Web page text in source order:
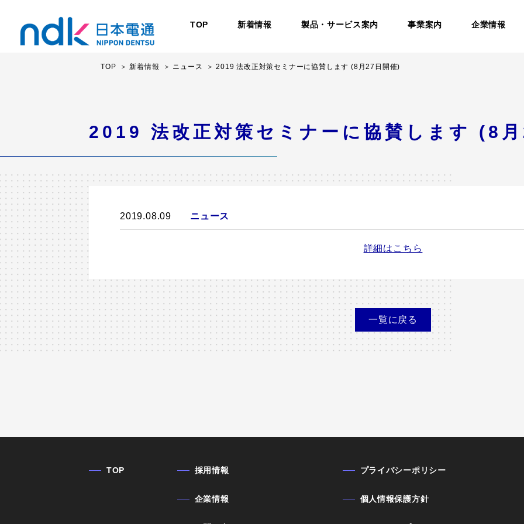
TOP 新着情報 製品・サービス案内 事業案内 企業情報
TOP 新着情報 ニュース 2019 法改正対策セミナーに協賛します (8月27日開催)
2019 法改正対策セミナーに協賛します (8
2019.08.09 ニュース
詳細はこちら
一覧に 戻る
TOP 採用情報
企業情報
プライバシーポリシー
個人情報保護方針